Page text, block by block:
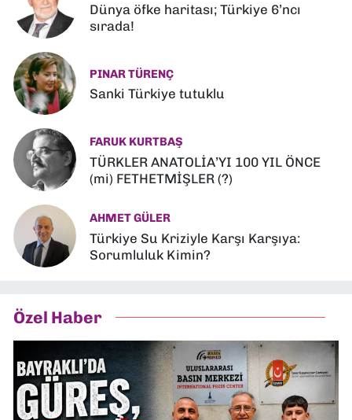
Dünya öfke haritası; Türkiye 6’ncı
sırada!
PINAR TÜRENÇ
Sanki Türkiye tutuklu
FARUK KURTBAŞ
TÜRKLER ANATOLİA’YI 100 YIL ÖNCE
(mi) FETHETMİŞLER (?)
AHMET GÜLER
Türkiye Su Kriziyle Karşı Karşıya:
Sorumluluk Kimin?
Özel Haber